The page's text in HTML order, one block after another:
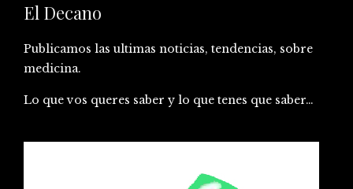
El Decano
Publicamos las ultimas noticias, tendencias, sobre
medicina.
Lo que vos queres saber y lo que tenes que saber…